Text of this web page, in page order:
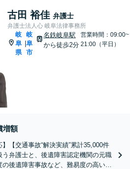
古田 裕佳 弁護士
弁護士法人心 岐阜法律事務所
岐
阜
県
|
岐
阜
市
名鉄岐阜駅
から徒歩2分
営業時間：09:00~
21:00（平日）
増額
【交通事故“解決実績”累計35,000件
弁護士と、後遺障害認定機関の元職
後遺障害事故など、難易度の高い事